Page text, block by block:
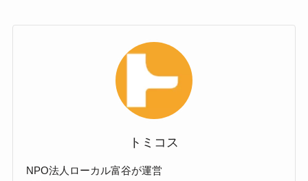
トミコス
NPO法人ローカル富谷が運営